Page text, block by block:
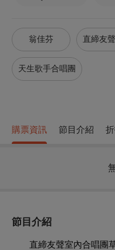
翁佳芬 直締友
天生歌手合唱團
購票資訊 節目介紹
節目介紹
直締友聲室內合唱團草